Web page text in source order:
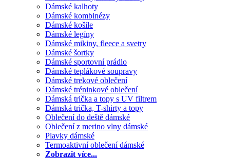
Dámské kalhoty
Dámské kombinézy
Dámské košile
Dámské legíny
Dámské mikiny, fleece a svetry
Dámské šortky
Dámské sportovní prádlo
Dámské teplákové soupravy
Dámské trekové oblečení
Dámské tréninkové oblečení
Dámská trička a topy s UV filtrem
Dámská trička, T-shirty a topy
Oblečení do deště dámské
Oblečení z merino vlny dámské
Plavky dámské
Termoaktivní oblečení dámské
Zobrazit více...